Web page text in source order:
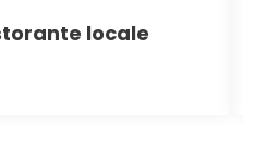
locale